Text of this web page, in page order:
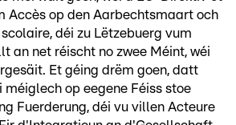
Accès op den Aarbechtsmaart och
déi zu Lëtzebuerg vum
an net réischt no zwee Méint, wéi
Et géing drëm goen, datt
méiglech op eegene Féiss stoe
Fuerderung, déi vu villen Acteure